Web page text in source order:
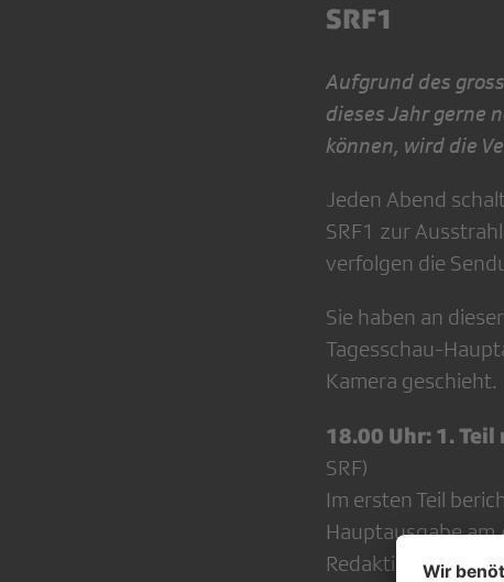
SRF1
Aufgrund des
dieses Jahr gerne
können, wird die
Jeden Abend
SRF1 zur
verfolgen die
Sie haben an
Tagesschau-
Kamera geschieht.
18.00 Uhr: 1.
SRF)
Im ersten Teil
Hauptausgabe am